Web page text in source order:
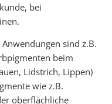
bei
sind z.B.
beim
Lidstrich, Lippen)
wie z.B.
oberflächliche